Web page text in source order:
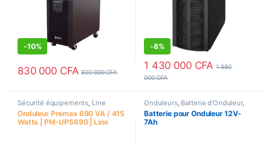
-10%
830 000 CFA 920 000CFA
-8%
1 430 000 CFA 1 560
000CFA
Sécurité équipements Line
Interactive, Onduleurs
Onduleur Premax 690 VA / 415
Watts | PM-UPS690 | Line
Onduleurs, Batterie d'Onduleur,
Sécurité équipements
Batterie pour Onduleur 12V-
7Ah